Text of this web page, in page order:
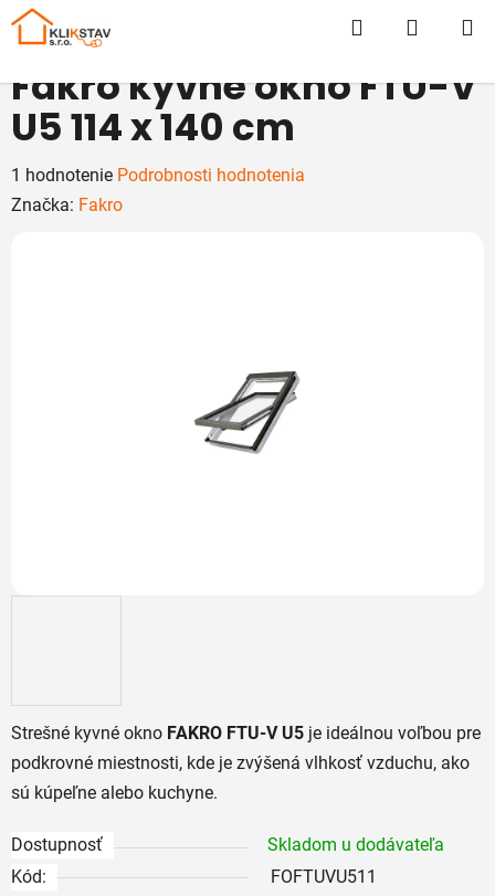
Prejsť
Hľadať
Strešné kyvné okno FAKRO FTU-V U5 je ideálnou voľbou pre
podkrovné miestnosti, kde je zvýšená vlhkosť vzduchu, ako
sú kúpeľne alebo kuchyne.
Dostupnosť
Skladom u dodávateľa
Kód:
FOFTUVU511
Fakro kyvné okno FTU-V
U5 114 x 140 cm
Priemerné
hodnotenie
1 hodnotenie Podrobnosti hodnotenia
Značka: Fakro